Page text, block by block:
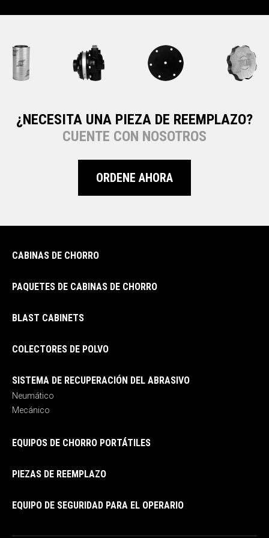
¿NECESITA UNA PIEZA DE REEMPLAZO?
CUENTE CON NOSOTROS
ORDENE AHORA
CABINAS DE CHORRO
PAQUETES DE CABINAS DE CHORRO
BLAST CABINETS
COLECTORES DE POLVO
SISTEMA DE RECUPERACIÓN DEL ABRASIVO
Neumático
Mecánico
EQUIPOS DE CHORRO PORTÁTILES
PIEZAS DE REEMPLAZO
EQUIPO DE SEGURIDAD PARA EL OPERARIO